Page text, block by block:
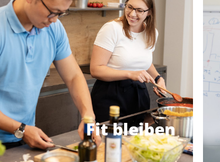
Fit bleiben
Gemeinsam fit
Mit unserer Corporate Health Initiative
fördern wir Gesundheit und Wohlbefinden. Ob
Fitnesskurse, Sport-Apps, Firmenläufe oder
Bike-Leasing – wir bieten zahlreiche Angebote,
damit du dich aktiv und gesund halten kannst.
Dein persönlicher Vorteil: Wir übernehmen